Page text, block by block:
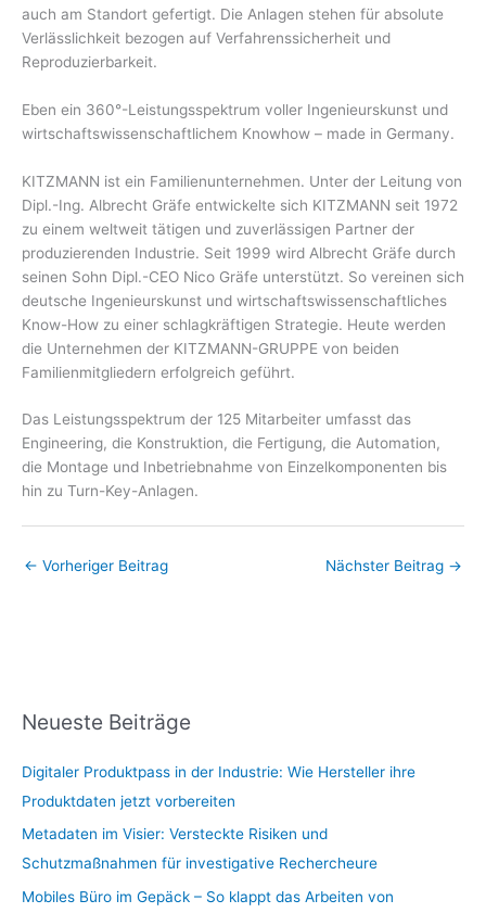
auch am Standort gefertigt. Die Anlagen stehen für absolute
Verlässlichkeit bezogen auf Verfahrenssicherheit und
Reproduzierbarkeit.
Eben ein 360°-Leistungsspektrum voller Ingenieurskunst und
wirtschaftswissenschaftlichem Knowhow – made in Germany.
KITZMANN ist ein Familienunternehmen. Unter der Leitung von
Dipl.-Ing. Albrecht Gräfe entwickelte sich KITZMANN seit 1972
zu einem weltweit tätigen und zuverlässigen Partner der
produzierenden Industrie. Seit 1999 wird Albrecht Gräfe durch
seinen Sohn Dipl.-CEO Nico Gräfe unterstützt. So vereinen sich
deutsche Ingenieurskunst und wirtschaftswissenschaftliches
Know-How zu einer schlagkräftigen Strategie. Heute werden
die Unternehmen der KITZMANN-GRUPPE von beiden
Familienmitgliedern erfolgreich geführt.
Das Leistungsspektrum der 125 Mitarbeiter umfasst das
Engineering, die Konstruktion, die Fertigung, die Automation,
die Montage und Inbetriebnahme von Einzelkomponenten bis
hin zu Turn-Key-Anlagen.
← Vorheriger Beitrag Nächster Beitrag →
Neueste Beiträge
Digitaler Produktpass in der Industrie: Wie Hersteller ihre
Produktdaten jetzt vorbereiten
Metadaten im Visier: Versteckte Risiken und
Schutzmaßnahmen für investigative Rechercheure
Mobiles Büro im Gepäck – So klappt das Arbeiten von